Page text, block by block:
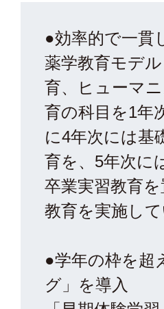
●効率的で一貫
薬学教育モデ
育、ヒューマ
育の科目を1年
に4年次には基
育を、5年次に
卒業実習教育
教育を実施して
●学年の枠を超
グ」を導入